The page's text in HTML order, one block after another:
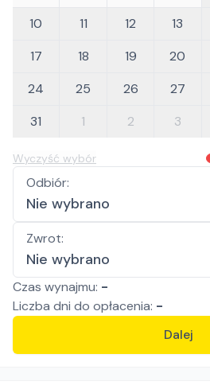
10
11 12 13
17
18 19 20
24
25 26 27
31
1 2 3
Wyczyść wybór
Odbiór:
Nie wybrano
Zwrot:
Nie wybrano
Czas wynajmu: -
Liczba dni do opłacenia: -
Dalej